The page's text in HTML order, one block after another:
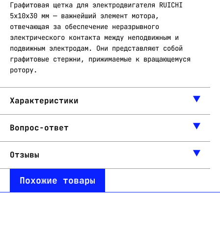
Графитовая щетка для электродвигателя RUICHI
5x10x30 мм — важнейший элемент мотора,
отвечающая за обеспечение неразрывного
электрического контакта между неподвижным и
подвижным электродам. Они представляют собой
графитовые стержни, прижимаемые к вращающемуся
ротору.
Характеристики
Вопрос-ответ
Отзывы
Похожие товары